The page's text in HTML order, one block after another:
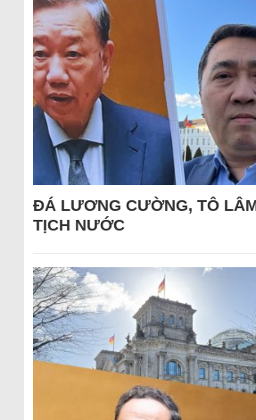
ĐÁ LƯƠNG CƯỜNG, TÔ
TỊCH NƯỚC